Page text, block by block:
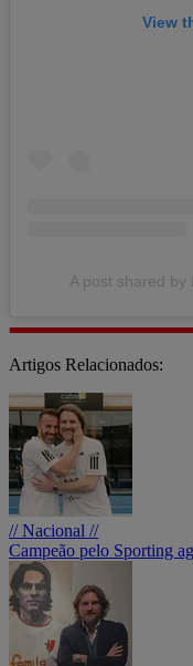
View
A post shared by
Artigos Relacionados:
// Nacional //
Campeão pelo Sporting